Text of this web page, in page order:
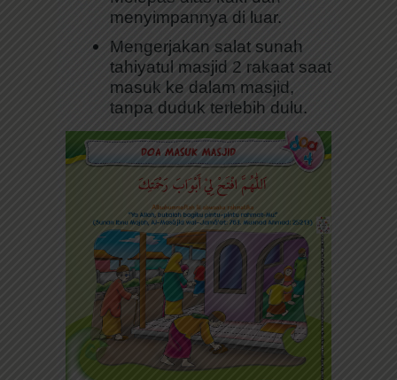
menyimpannya di luar.
Mengerjakan salat sunah
tahiyatul masjid 2 rakaat saat
masuk ke dalam masjid,
tanpa duduk terlebih dulu.